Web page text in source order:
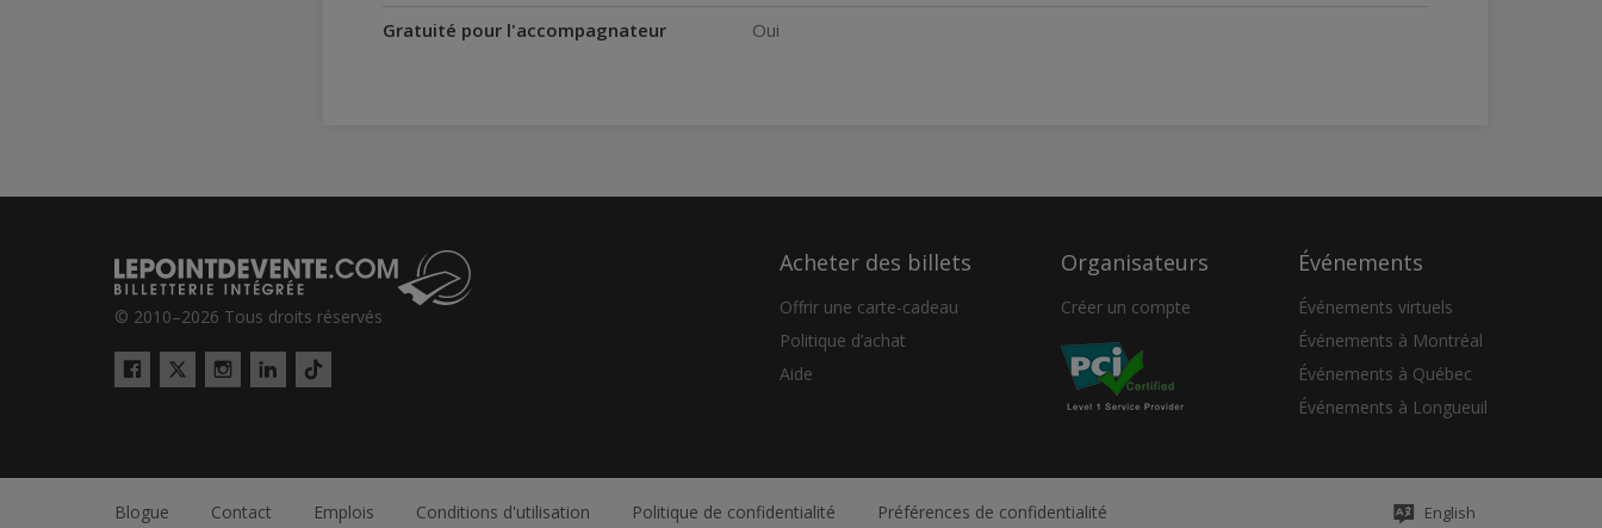
Gratuité pour l'accompagnateur
Oui
© 2010–2026 Tous droits réservés
Facebook
Twitter
InstagramLinkedIn
Tiktok
Acheter des billets
Offrir une carte-cadeau
Politique d’achat
Aide
Organisateurs
Créer un compte
Événements
Événements virtuels
Événements à Montréal
Événements à Québec
Événements à Longueuil
Blogue Contact Emplois Conditions d'utilisation Politique de confidentialité Préférences de confidentialité English